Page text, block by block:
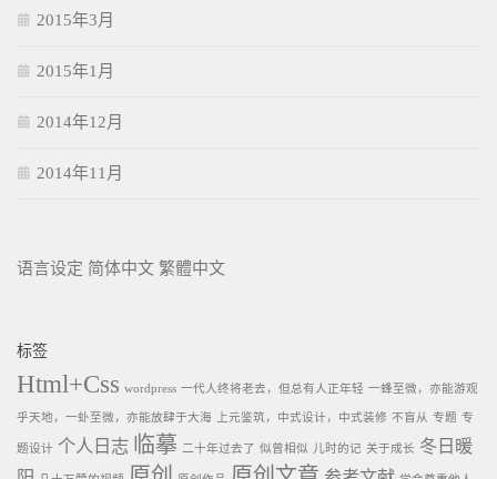
2015年3月
2015年1月
2014年12月
2014年11月
语言设定 简体中文 繁體中文
标签
Html+Css wordpress 一代人终将老去，但总有人正年轻 一蜂至微，亦能游观
乎天地，一虲至微，亦能放肆于大海 上元鉴筑，中式设计，中式装修 不盲从 专题 专
题设计 个人日志 临摹 二十年过去了 似曾相似 儿时的记 关于成长 冬日暖